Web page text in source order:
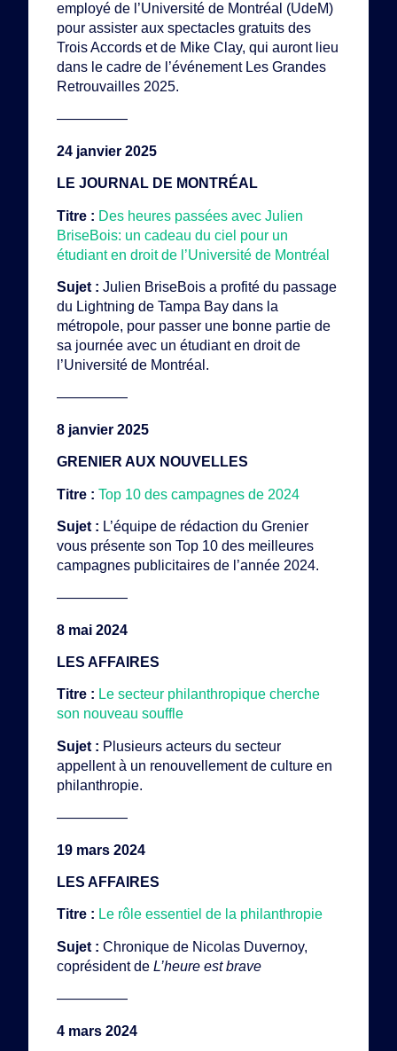
employé de l’Université de Montréal (UdeM)
pour assister aux spectacles gratuits des
Trois Accords et de Mike Clay, qui auront lieu
dans le cadre de l’événement Les Grandes
Retrouvailles 2025.
—————
24 janvier 2025
LE JOURNAL DE MONTRÉAL
Titre : Des heures passées avec Julien
BriseBois: un cadeau du ciel pour un
étudiant en droit de l’Université de Montréal
Sujet : Julien BriseBois a profité du passage
du Lightning de Tampa Bay dans la
métropole, pour passer une bonne partie de
sa journée avec un étudiant en droit de
l’Université de Montréal.
—————
8 janvier 2025
GRENIER AUX NOUVELLES
Titre : Top 10 des campagnes de 2024
Sujet : L’équipe de rédaction du Grenier
vous présente son Top 10 des meilleures
campagnes publicitaires de l’année 2024.
—————
8 mai 2024
LES AFFAIRES
Titre : Le secteur philanthropique cherche
son nouveau souffle
Sujet : Plusieurs acteurs du secteur
appellent à un renouvellement de culture en
philanthropie.
—————
19 mars 2024
LES AFFAIRES
Titre : Le rôle essentiel de la philanthropie
Sujet : Chronique de Nicolas Duvernoy,
coprésident de L’heure est brave
—————
4 mars 2024